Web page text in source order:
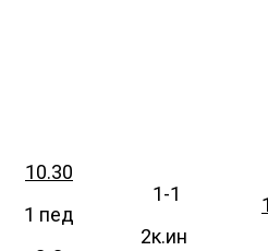
10.30
1 пед
1-1
2к.ин